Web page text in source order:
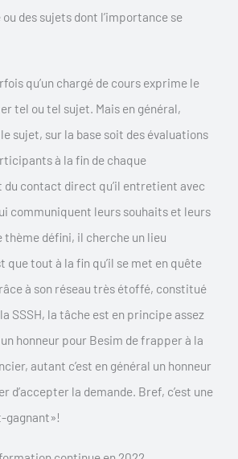
des sujets dont l’importance se
qu’un chargé de cours exprime le
tel ou tel sujet. Mais en général,
sujet, sur la base soit des évaluations
à la fin de chaque
contact direct qu’il entretient avec
communiquent leurs souhaits et leurs
thème défini, il cherche un lieu
que tout à la fin qu’il se met en quête
à son réseau très étoffé, constitué
SSSH, la tâche est en principe assez
honneur pour Besim de frapper à la
autant c’est en général un honneur
d’accepter la demande. Bref, c’est une
gagnant»!